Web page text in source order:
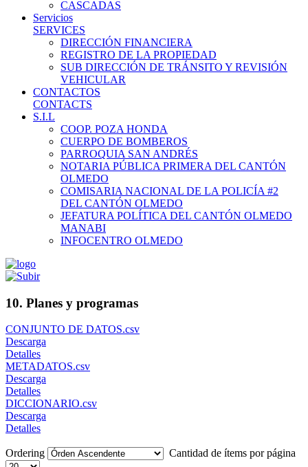
CASCADAS
Servicios
SERVICES
DIRECCIÓN FINANCIERA
REGISTRO DE LA PROPIEDAD
SUB DIRECCIÓN DE TRÁNSITO Y REVISIÓN
VEHICULAR
CONTACTOS
CONTACTS
S.I.L
COOP. POZA HONDA
CUERPO DE BOMBEROS
PARROQUIA SAN ANDRÉS
NOTARIA PÚBLICA PRIMERA DEL CANTÓN
OLMEDO
COMISARIA NACIONAL DE LA POLICÍA #2
DEL CANTÓN OLMEDO
JEFATURA POLÍTICA DEL CANTÓN OLMEDO
MANABI
INFOCENTRO OLMEDO
10. Planes y programas
CONJUNTO DE DATOS.csv
Descarga
Detalles
METADATOS.csv
Descarga
Detalles
DICCIONARIO.csv
Descarga
Detalles
Ordering Cantidad de ítems por página